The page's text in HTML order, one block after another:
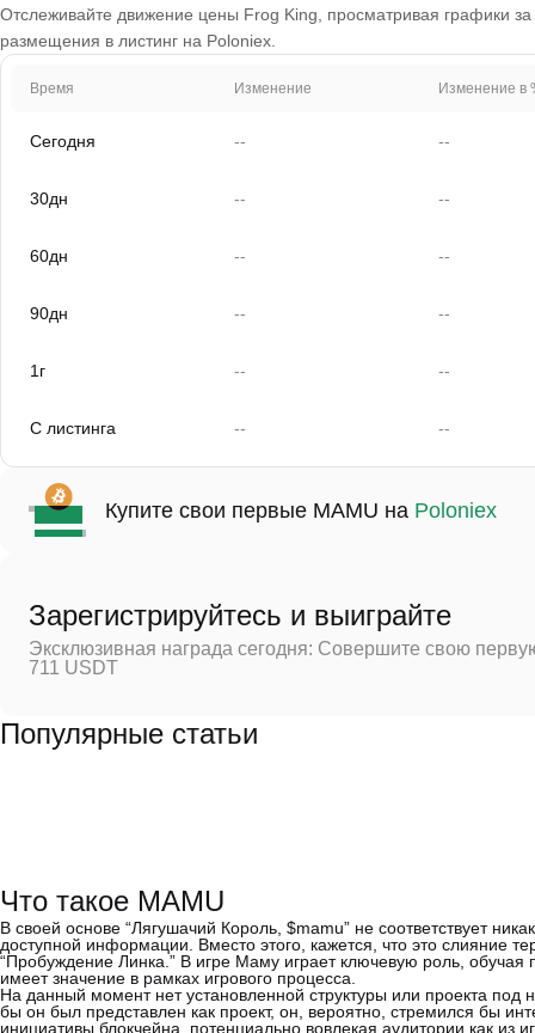
Отслеживайте движение цены Frog King, просматривая графики
размещения в листинг на Poloniex.
Время Изменение Изменение в
Сегодня -- --
30дн -- --
60дн -- --
90дн -- --
1г -- --
С листинга -- --
Купите свои первые MAMU на Poloniex
Зарегистрируйтесь и выиграйте
Эксклюзивная награда сегодня: Совершите свою
711 USDT
Популярные статьи
Что такое MAMU
В своей основе “Лягушачий Король, $mamu” не соответствует
доступной информации. Вместо этого, кажется, что это слияние
“Пробуждение Линка.” В игре Маму играет ключевую роль,
имеет значение в рамках игрового процесса.
На данный момент нет установленной структуры или проекта
бы он был представлен как проект, он, вероятно, стремился бы
инициативы блокчейна, потенциально вовлекая аудитории как из